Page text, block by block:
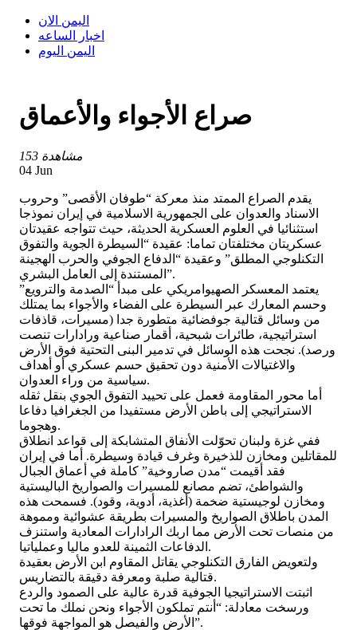
اليمن الان
اخبار الساعه
اليمن اليوم
صراع الأجواء والأعماق
153 مشاهدة
04 Jun
يقدم الصراع الممتد منذ معركة “طوفان الأقصى” وحروب
الاسناد والعدوان على الجمهورية الاسلامية في إيران نموذجا
استثنائيا في العلوم العسكرية الحديثة، حيث تتواجه عقيدتان
عسكريتان مختلفتان تماما: عقيدة “السيطرة الجوية والتفوق
التكنلوجي المطلق” وعقيدة “الدفاع الجوفي والحرب الهجينة
المستندة إلى العامل البشري”.
يعتمد المعسكر الصهيوامريكي على مبدأ “الصدمة والترويع”
وحسم المعارك عبر السيطرة على الفضاء والأجواء بما يمتلك
من وسائل قتالية جوفضائية متطورة جدا (مسيرات، قاذفات
استراتيجية، طائرات شبحية، أقمار صناعية ورادارات تنصت
ورصد). نجحت هذه الوسائل في تدمير البنى التحتية فوق الأرض
والاغتيالات الأمنية دون تحقيق حسم عسكري أو أهداف
سياسية من وراء العدوان.
أما محور المقاومة فعمل على تحييد التفوق الجوي بنقل ثقله
الاستراتيجي إلى باطن الأرض مستفيدا من الجغرافيا دفاعا
وهجوما.
ففي غزة ولبنان تحوّلت الأنفاق المتشابكة إلى قواعد انطلاق
للمقاتلين ومخازن للذخيرة وغرف قيادة وسيطرة. أما في إيران
فقد أقيمت “مدن صاروخية” كاملة في أعماق الجبال
والشواطئ، تضم مصانع للمسيرات والصواريخ الباليستية
ومخازن لوجيستية ضخمة (أغذية، أدوية، وقود). فسمحت هذه
المدن باطلاق الصواريخ والمسيرات بطريقة عشوائية ومموهة
من منصات تحت الأرض مما اربك الرادارات المعادية واستنزف
الدفاعات الثمينة للعدو ماليا وعملياتيا.
ولتعويض الفارق التكنلوجي يقاتل المقاوم ابن الأرض بعقيدة
قتالية صلبة ومعرفة دقيقة بالتضاريس.
اثبتت الاستراتيجيا الجوفية قدرة عالية على الصمود والردع
ورسخت معادلة: “أنتم تملكون الأجواء ونحن نملك ما تحت
الأرض والفيصل هو المواجهة فوقها”.